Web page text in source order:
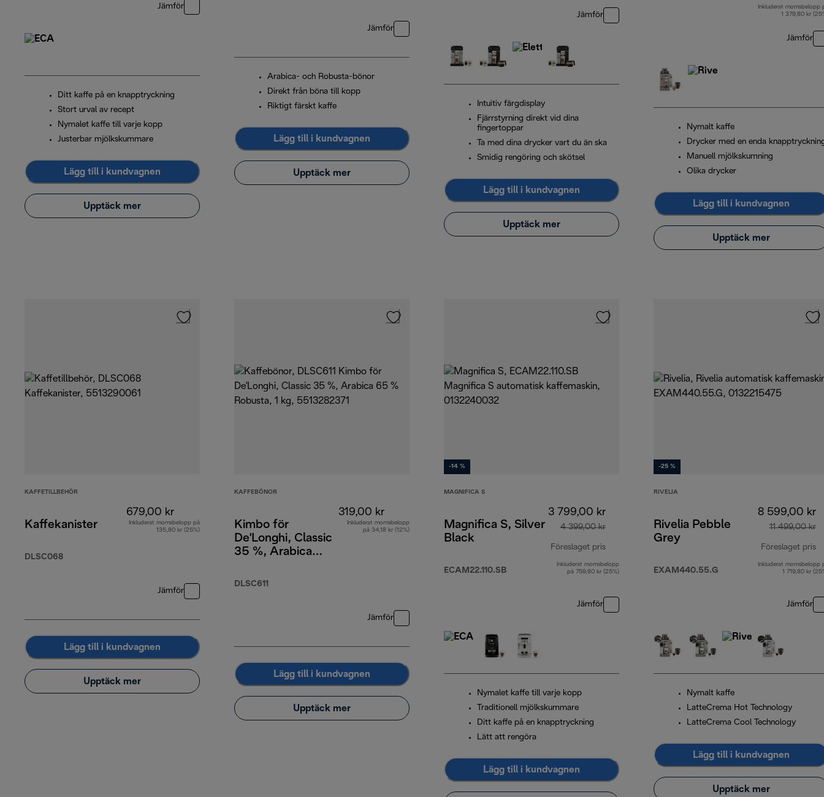
Jämför
Ditt kaffe på en knapptryckning
Stort urval av recept
Nymalet kaffe till varje kopp
Justerbar mjölkskummare
Lägg till i kundvagnen
Upptäck mer
Jämför
Arabica- och Robusta-bönor
Direkt från böna till kopp
Riktigt färskt kaffe
Lägg till i kundvagnen
Upptäck mer
Jämför
Intuitiv färgdisplay
Fjärrstyrning direkt vid dina
fingertoppar
Ta med dina drycker vart du än ska
Smidig rengöring och skötsel
Lägg till i kundvagnen
Upptäck mer
Inkluderat momsbelopp
1 379,80 kr
Jämför
Nymalt kaffe
Drycker med en enda
Manuell mjölkskumning
Olika drycker
Lägg till i kundvagnen
Upptäck mer
KAFFETILLBEHÖR
Kaffekanister
DLSC068
679,00 kr
Inkluderat momsbelopp på
135,80 kr (25%)
Jämför
Lägg till i kundvagnen
Upptäck mer
KAFFEBÖNOR
Kimbo för
De'Longhi, Classic
35 %, Arabica
DLSC611
319,00 kr
Inkluderat momsbelopp
på 34,18 kr (12%)
Jämför
Lägg till i kundvagnen
Upptäck mer
-14 %
MAGNIFICA S
Magnifica S, Silver
Black
ECAM22.110.SB
3 799,00 kr
4 399,00 kr
Föreslaget pris
ursprungligt pris 4 399,00 kr
Inkluderat momsbelopp
på 759,80 kr (25%)
Jämför
Nymalet kaffe till varje kopp
Traditionell mjölkskummare
Ditt kaffe på en knapptryckning
Lätt att rengöra
Lägg till i kundvagnen
-25 %
RIVELIA
Rivelia Pebble
Grey
EXAM440.55.G
8 599,00 kr
11 499,00 kr
Föreslaget pris
Inkluderat momsbelopp
1 719,80 kr
Jämför
Nymalt kaffe
LatteCrema Hot Technology
LatteCrema Cool Technology
Lägg till i kundvagnen
Upptäck mer